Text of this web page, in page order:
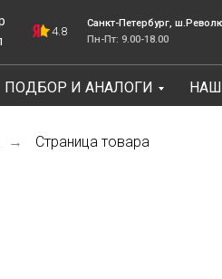
Пн-Пт: 9.00-18.00
Санкт-Петербург, ш.Революции, д.69,
ПОДБОР И АНАЛОГИ
→ Страница товара